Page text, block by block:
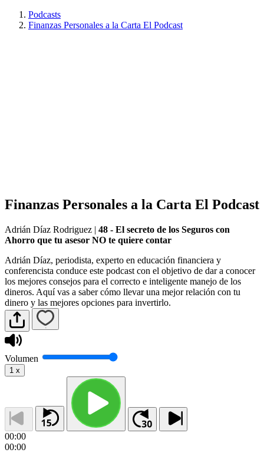
Podcasts
Finanzas Personales a la Carta El Podcast
Finanzas Personales a la Carta El Podcast
Adrián Díaz Rodriguez | 48 - El secreto de los Seguros con
Ahorro que tu asesor NO te quiere contar
Adrián Díaz, periodista, experto en educación financiera y
conferencista conduce este podcast con el objetivo de dar a conocer
los mejores consejos para el correcto e inteligente manejo de los
dineros. Aquí vas a saber cómo llevar una mejor relación con tu
dinero y las mejores opciones para invertirlo.
Volumen
1 x
00:00
00:00